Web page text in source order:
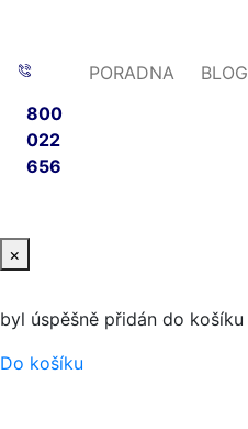
800
022
656
PORADNA BLOG
×
byl úspěšně přidán do košíku
Do košíku